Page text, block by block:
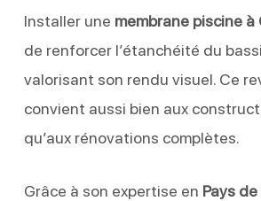
Installer une membrane piscine à
de renforcer l’étanchéité du
valorisant son rendu visuel. Ce
convient aussi bien aux
qu’aux rénovations complètes.
Grâce à son expertise en Pays